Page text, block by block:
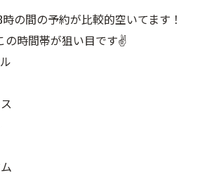
の間の予約が比較的空いてます！
の時間帯が狙い目です✌️